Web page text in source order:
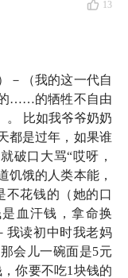
过程（老一辈儿
在教师行业发光
庆女企业家
！
最大，但我知道
13
－（我的这一代自
……的牺牲不自由
。 比如我爷爷奶奶
都是过年，如果谁
破口大骂“哎呀，
饥饿的人类本能，
不花钱的（她的口
血汗钱，拿命换
我读初中时我老妈
会儿一碗面是5元
你要不吃1块钱的